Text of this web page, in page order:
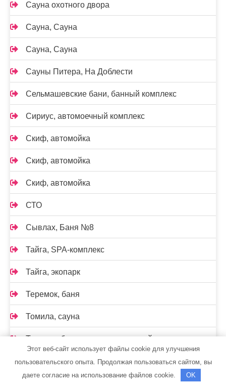
Сауна охотного двора
Сауна, Сауна
Сауна, Сауна
Сауны Питера, На Доблести
Сельмашевские бани, банный комплекс
Сириус, автомоечный комплекс
Скиф, автомойка
Скиф, автомойка
Скиф, автомойка
СТО
Сывлах, Баня №8
Тайга, SPA-комплекс
Тайга, экопарк
Теремок, баня
Томила, сауна
Тортила, банно-оздоровительный комплекс
Трюм, сауна
Этот веб-сайт использует файлы cookie для улучшения
пользовательского опыта. Продолжая пользоваться сайтом, вы
даете согласие на использование файлов cookie.
OK